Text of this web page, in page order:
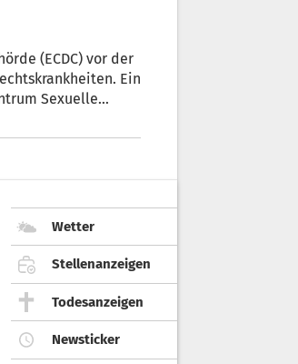
(ECDC) vor der
Ein
Sexuelle
Dr. Klaus
Wetter
Stellenanzeigen
Todesanzeigen
Newsticker